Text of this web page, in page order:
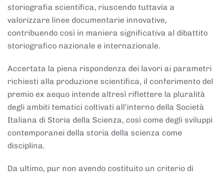
storiografia scientifica, riuscendo tuttavia a
valorizzare linee documentarie innovative,
contribuendo così in maniera significativa al dibattito
storiografico nazionale e internazionale.
Accertata la piena rispondenza dei lavori ai parametri
richiesti alla produzione scientifica, il conferimento del
premio ex aequo intende altresì riflettere la pluralità
degli ambiti tematici coltivati all'interno della Società
Italiana di Storia della Scienza, così come degli sviluppi
contemporanei della storia della scienza come
disciplina.
Da ultimo, pur non avendo costituito un criterio di